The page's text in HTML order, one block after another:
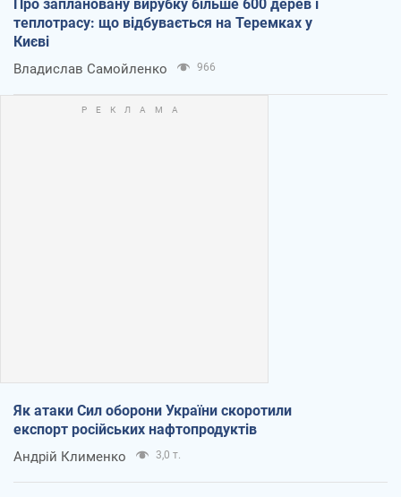
Про заплановану вирубку більше 600 дерев і
теплотрасу: що відбувається на Теремках у
Києві
Владислав Самойленко 966
Як атаки Сил оборони України скоротили
експорт російських нафтопродуктів
Андрій Клименко 3,0 т.